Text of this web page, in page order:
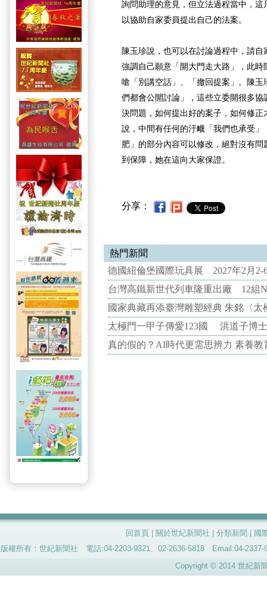
詢問助理的意見，但立法過程當中，
以協助自家委員提出自己的法案。
陳玉珍說，也可以在討論過程中，請
強調自己願意「開大門走大路」，此
嗆「別講空話」、「撤回提案」。陳
們都會公開討論」，這些立委開很多
決問題，如何提出好的案子，如何修
說，中間有任何的汙衊「我們也承受
肥」的部分內容可以修改，絕對沒有
到保障，她在這向大家保證。
分享：
熱門新聞
德國紐倫堡國際玩具展 2027年2月2-
台灣高鐵新世代列車隆重出廠 12組
國家典藏再添臺灣雕塑經典 朱銘〈
太極門一甲子傳愛123國 洪道子博
真的假的？AI時代更需思辨力 素養
回首頁 關於世紀新聞社 分類新聞
國
版權所有：世紀新聞社 電話:04-2203-9321、02-2636-5818 Email:04-
Copyright © 2014 世紀新